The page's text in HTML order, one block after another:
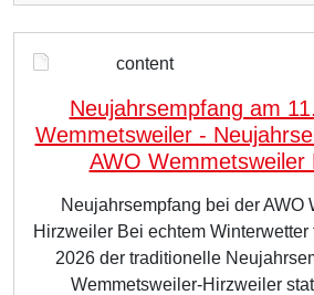
content
Neujahrsempfang am
Wemmetsweiler -
AWO Wemmetsweiler
Neujahrsempfang bei der AWO
Hirzweiler Bei echtem Winterwetter
2026 der traditionelle
Wemmetsweiler-Hirzweiler